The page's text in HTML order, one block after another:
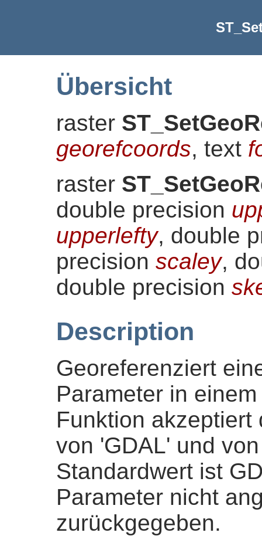
Übersicht
raster
georefcoords, text
raster
double precision
upperlefty, double
precision scaley,
double precision
Description
Georeferenziert
Parameter in
Funktion akzeptiert
von 'GDAL' und
Standardwert ist
Parameter nicht
zurückgegeben.